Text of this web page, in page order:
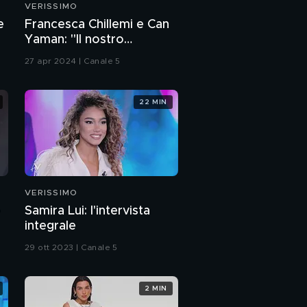
Fiordaliso e il ricordo
Fiordaliso: "La mia
gravidanza a 15 anni"
Fiordaliso: i rimorsi di
Menozzi
VERISSIMO
Francesca Chillemi e Can
Yaman: "Il nostro
rapporto sul set"
27 apr 2024 | Canale 5
VERISSIMO
Samira Lui: l'intervista
integrale
29 ott 2023 | Canale 5
22 MIN
2 MIN